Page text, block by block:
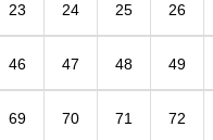
23 24 25 26
46 47 48 49
69 70 71 72